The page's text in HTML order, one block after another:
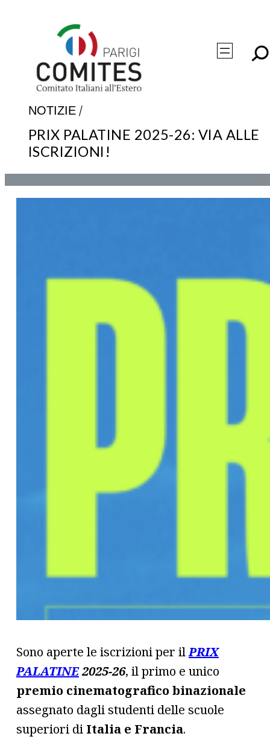
NOTIZIE /
PRIX PALATINE 2025-26: VIA ALLE
ISCRIZIONI!
Sono aperte le iscrizioni per ilPRIX
PALATINE2025-26, il primo e unico
premio cinematografico binazionale
assegnato dagli studenti delle scuole
superiori di Italia e Francia.